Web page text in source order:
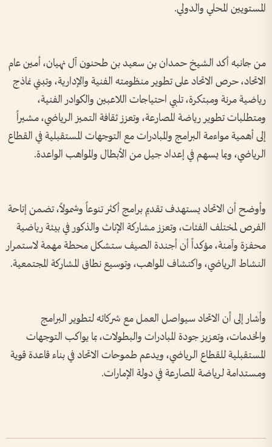
المستويين المحلي والدولي.
من جانبه أكد الشيخ حمدان بن سعيد بن طحنون آل نهيان، أمين عام
الاتحاد، حرص الاتحاد على تطوير منظومته الفنية والإدارية، وتبني نماذج
رياضية مرنة ومبتكرة، تلبي احتياجات اللاعبين والكوادر الفنية،
ومتطلبات تطوير رياضة المصارعة، وتعزز ثقافة التميز الرياضي، مشيراً
إلى أهمية مواءمة البرامج والمبادرات مع التوجهات المستقبلية في القطاع
الرياضي، وبما يسهم في إعداد جيل من الأبطال والمواهب الواعدة.
وأوضح أن الاتحاد يستهدف تقديم برامج أكثر تنوعاً وشمولاً، تضمن إتاحة
الفرص لمختلف الفئات، وتعزز مشاركة الإناث والذكور في بيئة رياضية
محفزة وآمنة، مؤكداً أن أجندة الصيف ستشكل محطة مهمة لاستمرار
النشاط الرياضي، واكتشاف المواهب، وتوسيع نطاق المشاركة المجتمعية.
وأشار إلى أن الاتحاد سيواصل العمل مع شركائه لتطوير البرامج
والخدمات، وتعزيز جودة المبادرات والبطولات، بما يواكب التوجهات
المستقبلية للقطاع الرياضي، ويدعم طموحات الاتحاد في بناء قاعدة قوية
ومستدامة لرياضة المصارعة في دولة الإمارات.